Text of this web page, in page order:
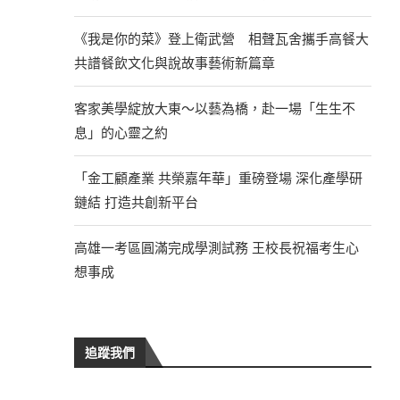
《我是你的菜》登上衛武營 相聲瓦舍攜手高餐大
共譜餐飲文化與說故事藝術新篇章
客家美學綻放大東～以藝為橋，赴一場「生生不
息」的心靈之約
「金工顧產業 共榮嘉年華」重磅登場 深化產學研
鏈結 打造共創新平台
高雄一考區圓滿完成學測試務 王校長祝福考生心
想事成
追蹤我們